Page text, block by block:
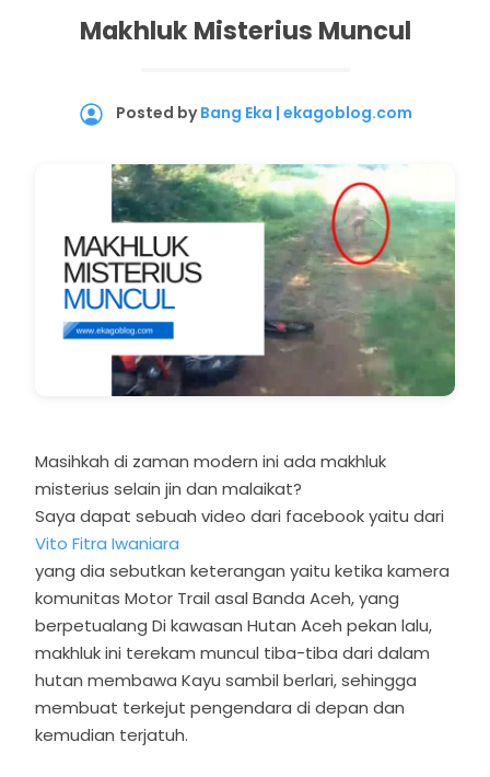
Makhluk Misterius Muncul
Posted byBang Eka | ekagoblog.com
Masihkah di zaman modern ini ada makhluk
misterius selain jin dan malaikat?
Saya dapat sebuah video dari facebook yaitu dari
Vito Fitra Iwaniara
yang dia sebutkan keterangan yaitu ketikakamera
komunitas Motor Trail asal Banda Aceh, yang
berpetualang Di kawasan Hutan Aceh pekan lalu,
makhluk ini terekam muncul tiba-tiba dari dalam
hutan membawa Kayu sambil berlari, sehingga
membuat terkejut pengendara di depan dan
kemudian terjatuh.